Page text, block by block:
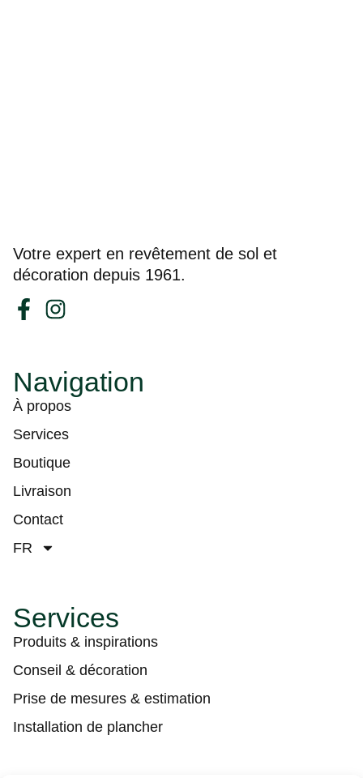
Votre expert en revêtement de sol et
décoration depuis 1961.
Navigation
À propos
Services
Boutique
Livraison
Contact
FR
Services
Produits & inspirations
Conseil & décoration
Prise de mesures & estimation
Installation de plancher